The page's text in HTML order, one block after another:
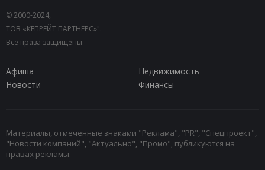
© 2000-2024,
ТОВ «КЕПРЕЙТ ПАРТНЕРС»".
Все права защищены.
Афиша
Недвижимость
Новости
Финансы
Материалы, отмеченные знаками "Реклама", "PR", "Спецпроект",
"Новости компаний", "Актуально", "Промо", публикуются на
правах рекламы.